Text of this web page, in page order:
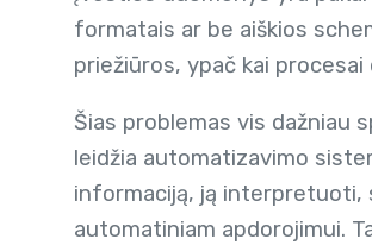
formatais ar be aiškios
priežiūros, ypač kai procesai
Šias problemas vis dažniau
leidžia automatizavimo
informaciją, ją
automatiniam apdorojimui.